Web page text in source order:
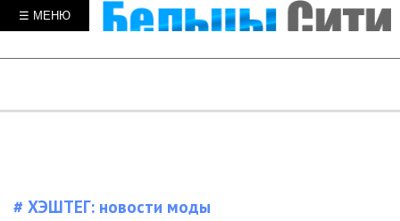
☰ МЕНЮ
# ХЭШТЕГ: новости моды